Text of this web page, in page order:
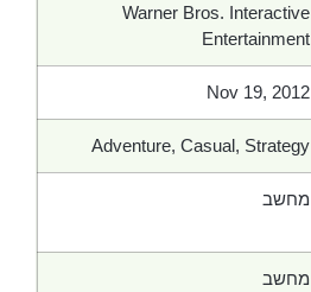
Warner Bros. Interactive
Entertainment
Nov 19, 2012
Adventure, Casual, Strategy
מחשב
מחשב